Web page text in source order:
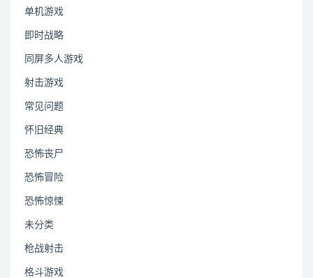
单机游戏
即时战略
同屏多人游戏
射击游戏
常见问题
怀旧经典
恐怖丧尸
恐怖冒险
恐怖惊悚
未分类
枪战射击
格斗游戏